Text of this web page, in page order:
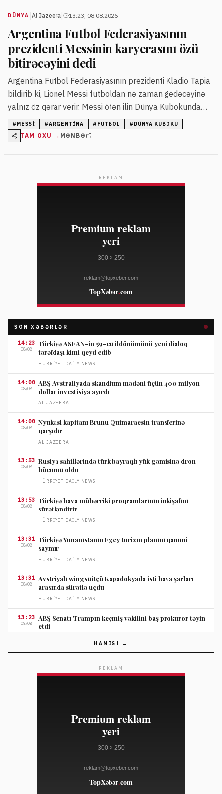
DÜNYA Al Jazeera 13:23, 08.08.2026
Argentina Futbol Federasiyasının
prezidenti Messinin karyerasını özü
bitirəcəyini dedi
Argentina Futbol Federasiyasının prezidenti Kladio Tapia
bildirib ki, Lionel Messi futboldan nə zaman gedəcəyinə
yalnız öz qərar verir. Messi ötən ilin Dünya Kubokunda
komandası ilə finala qədər yüksəlib.
# MESSI #ARGENTINA # FUTBOL # DÜNYA KUBOKU
TAM OXU → MƏNBƏ
REKLAM
SON XƏBƏRLƏR
14:23
08/08
Türkiyə ASEAN-in 59-cu ildönümünü yeni dialoq
tərəfdaşı kimi qeyd edib
HÜRRIYET DAILY NEWS
14:00
08/08
ABŞ Avstraliyada skandium mədəni üçün 400 milyon
dollar investisiya ayırdı
AL JAZEERA
14:00
08/08
Nyukasl kapitanı Brunu Quimaraesin transferinə
qarşıdır
AL JAZEERA
13:53
08/08
Rusiya sahillərində türk bayraqlı yük gəmisinə dron
hücumu oldu
HÜRRIYET DAILY NEWS
13:53
08/08
Türkiyə hava mühərriki proqramlarının inkişafını
sürətləndirir
HÜRRIYET DAILY NEWS
13:31
08/08
Türkiyə Yunanıstanın Egey turizm planını qanuni
saymır
HÜRRIYET DAILY NEWS
13:31
08/08
Avstriyalı wingsuitçü Kapadokyada isti hava şarları
arasında sürətlə uçdu
HÜRRIYET DAILY NEWS
13:23
08/08
ABŞ Senatı Trampın keçmiş vəkilini baş prokuror təyin
etdi
Argentina Futbol Federasiyasının prezidenti Messinin
karyerasını özü bitirəcəyini dedi
HAMISI →
REKLAM